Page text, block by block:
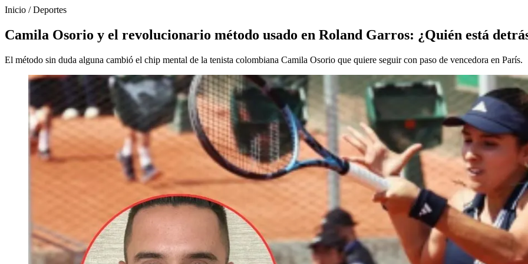
Inicio /Deportes
Camila Osorio y el revolucionario método usado en Roland Garros: ¿Quién está
El método sin duda alguna cambió el chip mental de la tenista colombiana Camila Osorio que quiere seguir con paso de vencedora en París.